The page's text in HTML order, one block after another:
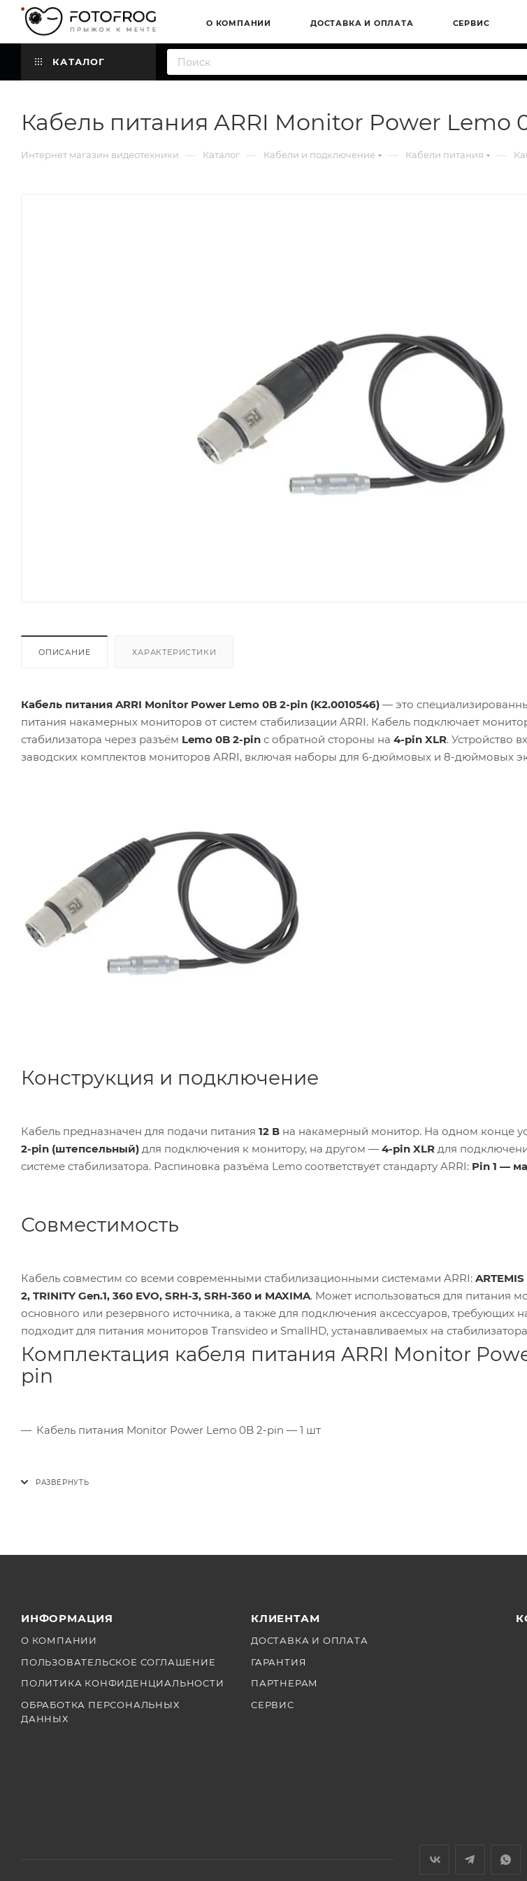
О КОМПАНИИ ДОСТАВКА И ОПЛАТА СЕРВИС
КАТАЛОГ
Кабель питания ARRI Monitor Power Lemo
Интернет магазин видеотехники — Каталог — Кабели и подключение — Кабели питания —
ОПИСАНИЕ ХАРАКТЕРИСТИКИ
Кабель питания ARRI Monitor Power Lemo 0B 2-pin (K2.0010546) — это
питания накамерных мониторов от систем стабилизации ARRI. Кабель подключает
стабилизатора через разъём Lemo 0B 2-pin с обратной стороны на 4-pin XLR. Устройство
заводских комплектов мониторов ARRI, включая наборы для 6-дюймовых и 8-дюймовых
Конструкция и подключение
Кабель предназначен для подачи питания 12 В на накамерный монитор. На одном конце
2-pin (штепсельный) для подключения к монитору, на другом — 4-pin XLR для
системе стабилизатора. Распиновка разъёма Lemo соответствует стандарту ARRI: Pin 1 —
Совместимость
Кабель совместим со всеми современными стабилизационными системами ARRI: ARTEMIS
2, TRINITY Gen.1, 360 EVO, SRH-3, SRH-360 и MAXIMA. Может использоваться для питания
основного или резервного источника, а также для подключения аксессуаров, требующих
подходит для питания мониторов Transvideo и SmallHD, устанавливаемых на
Комплектация кабеля питания ARRI Monitor
pin
Кабель питания Monitor Power Lemo 0B 2-pin — 1 шт
ИНФОРМАЦИЯ
О КОМПАНИИ
ПОЛЬЗОВАТЕЛЬСКОЕ СОГЛАШЕНИЕ
ПОЛИТИКА КОНФИДЕНЦИАЛЬНОСТИ
ОБРАБОТКА ПЕРСОНАЛЬНЫХ
ДАННЫХ
КЛИЕНТАМ
ДОСТАВКА И ОПЛАТА
ГАРАНТИЯ
ПАРТНЕРАМ
СЕРВИС